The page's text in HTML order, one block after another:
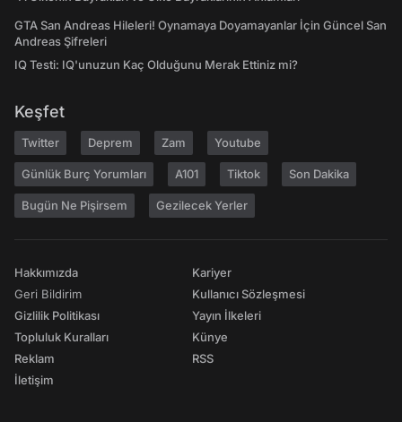
GTA San Andreas Hileleri! Oynamaya Doyamayanlar İçin Güncel San
Andreas Şifreleri
IQ Testi: IQ'unuzun Kaç Olduğunu Merak Ettiniz mi?
Keşfet
Twitter Deprem Zam Youtube
Günlük Burç Yorumları A101 Tiktok Son Dakika
Bugün Ne Pişirsem Gezilecek Yerler
Hakkımızda
Geri Bildirim
Gizlilik Politikası
Topluluk Kuralları
Reklam
İletişim
Kariyer
Kullanıcı Sözleşmesi
Yayın İlkeleri
Künye
RSS